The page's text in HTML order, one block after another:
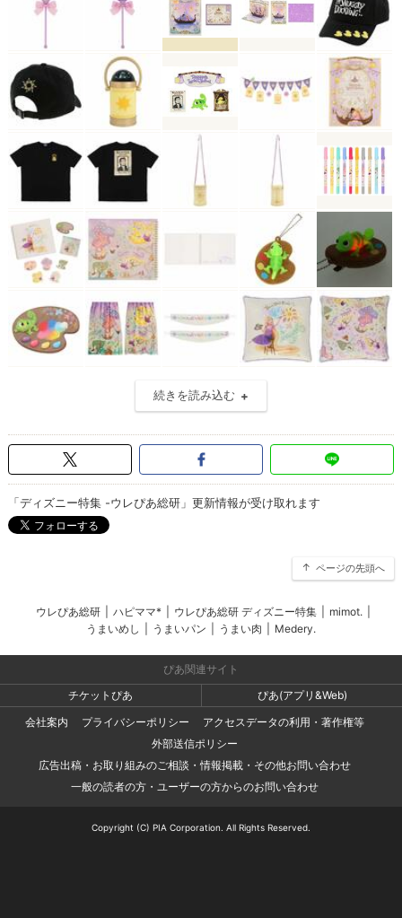
続きを読み込む
「ディズニー特集 -ウレぴあ総研」更新情報が受け取れます
ページの先頭へ
ウレぴあ総研 ハピママ* ウレぴあ総研 ディズニー特集 mimot.
うまいめし
うまいパン うまい肉 Medery.
ぴあ関連サイト
チケットぴあ
ぴあ(アプリ&Web)
会社案内
プライバシーポリシー
アクセスデータの利用・著作権等
外部送信ポリシー
広告出稿・お取り組みのご相談・情報掲載・その他お問い合わせ
一般の読者の方・ユーザーの方からのお問い合わせ
Copyright (C) PIA Corporation. All Rights Reserved.